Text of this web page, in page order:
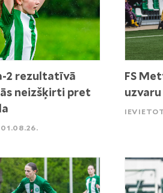
2 rezultatīvā
neizšķirti pret
FS